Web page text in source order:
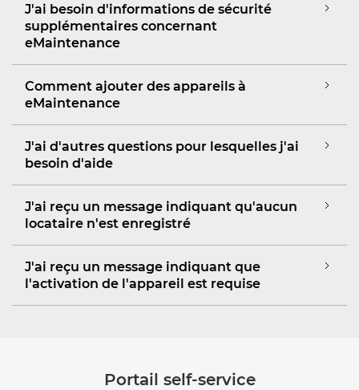
J'ai besoin d'informations de sécurité
supplémentaires concernant
eMaintenance
Comment ajouter des appareils à
eMaintenance
J'ai d'autres questions pour lesquelles j'ai
besoin d'aide
J'ai reçu un message indiquant qu'aucun
locataire n'est enregistré
J'ai reçu un message indiquant que
l'activation de l'appareil est requise
Portail self-service